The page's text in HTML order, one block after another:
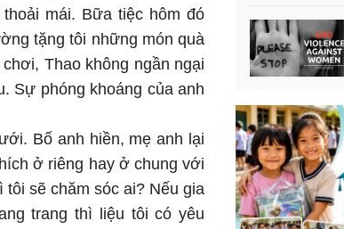
mái. Bữa tiệc hôm đó
tặng tôi những món quà
Thao không ngần ngại
Sự phóng khoáng của anh
Bố anh hiền, mẹ anh lại
ở riêng hay ở chung với
tôi sẽ chăm sóc ai? Nếu gia
trang thì liệu tôi có yêu